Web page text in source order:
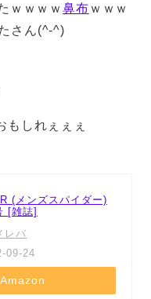
ｗｗｗｗ鼻布 ｗｗｗ
さん(^-^)
しれぇぇぇ
(メンズスパイダー)
[雑誌]
レバ
09-24
Amazon